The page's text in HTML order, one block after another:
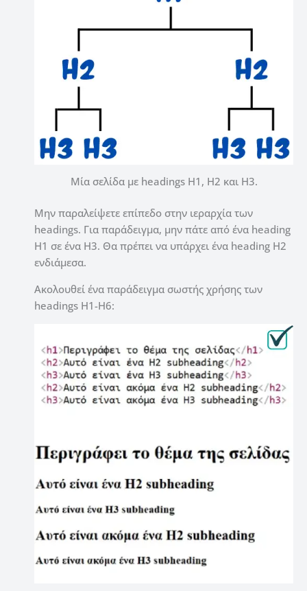
Μία σελίδα με headings H1, H2 και H3.
Μην παραλείψετε επίπεδο στην ιεραρχία των
headings. Για παράδειγμα, μην πάτε από ένα heading
H1 σε ένα H3. Θα πρέπει να υπάρχει ένα heading H2
ενδιάμεσα.
Ακολουθεί ένα παράδειγμα σωστής χρήσης των
headings H1-H6: